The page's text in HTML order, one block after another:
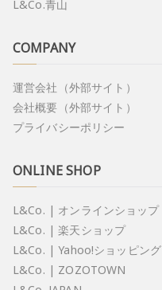
L&Co.青山
COMPANY
運営会社（外部サイト）
会社概要（外部サイト）
プライバシーポリシー
ONLINE SHOP
L&Co. | オンラインショップ
L&Co. | 楽天ショップ
L&Co. | Yahoo!ショッピング
L&Co. | ZOZOTOWN